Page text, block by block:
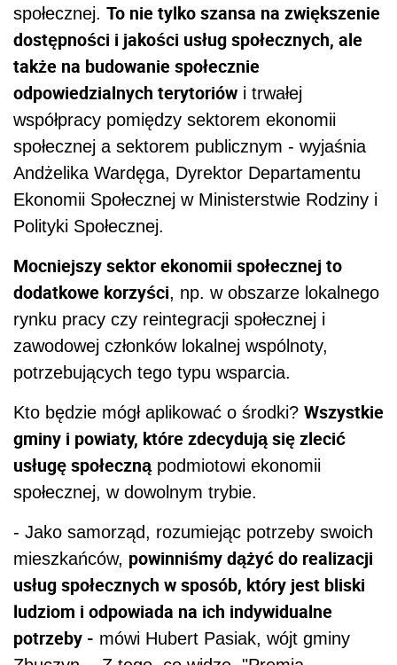
społecznej. To nie tylko szansa na zwiększenie
dostępności i jakości usług społecznych, ale
także na budowanie społecznie
odpowiedzialnych terytoriów i trwałej
współpracy pomiędzy sektorem ekonomii
społecznej a sektorem publicznym - wyjaśnia
Andżelika Wardęga, Dyrektor Departamentu
Ekonomii Społecznej w Ministerstwie Rodziny i
Polityki Społecznej.
Mocniejszy sektor ekonomii społecznej to
dodatkowe korzyści, np. w obszarze lokalnego
rynku pracy czy reintegracji społecznej i
zawodowej członków lokalnej wspólnoty,
potrzebujących tego typu wsparcia.
Kto będzie mógł aplikować o środki? Wszystkie
gminy i powiaty, które zdecydują się zlecić
usługę społecznąpodmiotowi ekonomii
społecznej, w dowolnym trybie.
- Jako samorząd, rozumiejąc potrzeby swoich
mieszkańców, powinniśmy dążyć do realizacji
usług społecznych w sposób, który jest bliski
ludziom i odpowiada na ich indywidualne
potrzeby - mówi Hubert Pasiak, wójt gminy